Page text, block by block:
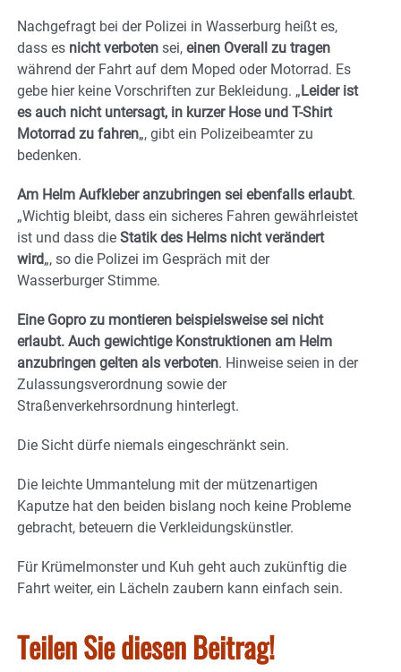
Nachgefragt bei der Polizei in Wasserburg heißt es,
dass es nicht verboten sei, einen Overall zu tragen
während der Fahrt auf dem Moped oder Motorrad. Es
gebe hier keine Vorschriften zur Bekleidung. „Leider ist
es auch nicht untersagt, in kurzer Hose und T-Shirt
Motorrad zu fahren„, gibt ein Polizeibeamter zu
bedenken.
Am Helm Aufkleber anzubringen sei ebenfalls erlaubt.
„Wichtig bleibt, dass ein sicheres Fahren gewährleistet
ist und dass die Statik des Helms nicht verändert
wird„, so die Polizei im Gespräch mit der
Wasserburger Stimme.
Eine Gopro zu montieren beispielsweise sei nicht
erlaubt. Auch gewichtige Konstruktionen am Helm
anzubringen gelten als verboten. Hinweise seien in der
Zulassungsverordnung sowie der
Straßenverkehrsordnung hinterlegt.
Die Sicht dürfe niemals eingeschränkt sein.
Die leichte Ummantelung mit der mützenartigen
Kaputze hat den beiden bislang noch keine Probleme
gebracht, beteuern die Verkleidungskünstler.
Für Krümelmonster und Kuh geht auch zukünftig die
Fahrt weiter, ein Lächeln zaubern kann einfach sein.
Teilen Sie diesen Beitrag!